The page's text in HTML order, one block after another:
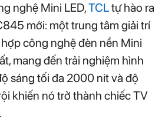
nghệ Mini LED,TCLtự hào ra
mới: một trung tâm giải trí
công nghệ đèn nền Mini
mang đến trải nghiệm hình
sáng tối đa 2000 nit và độ
khiến nó trở thành chiếc TV